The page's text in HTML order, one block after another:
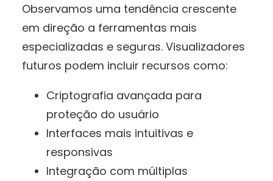
Observamos uma tendência crescente
em direção a ferramentas mais
especializadas e seguras. Visualizadores
futuros podem incluir recursos como:
Criptografia avançada para
proteção do usuário
Interfaces mais intuitivas e
responsivas
Integração com múltiplas